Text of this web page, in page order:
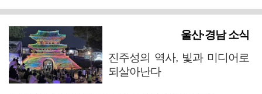
울산·경남 소식
진주성의 역사, 빛과 미디어로
되살아난다